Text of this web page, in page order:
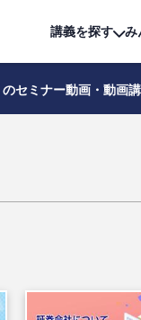
講義を探す み
のセミナー動画・動画